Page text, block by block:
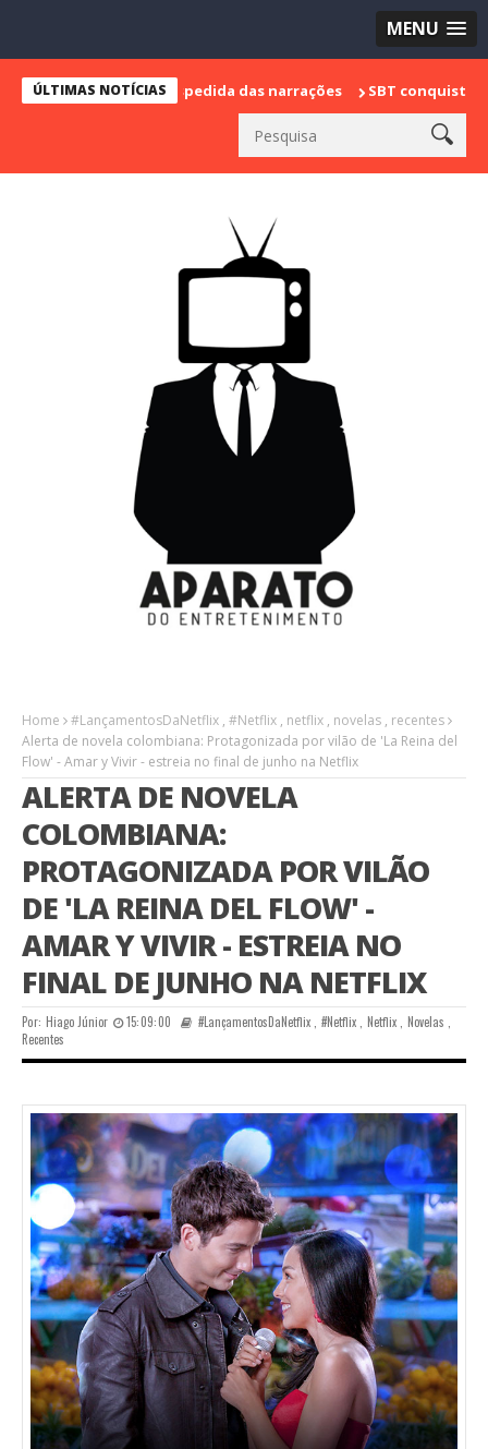
MENU
ÚLTIMAS NOTÍCIAS
sua despedida das narrações SBT conquista a vice
Home #LançamentosDaNetflix , #Netflix , netflix , novelas , recentes
Alerta de novela colombiana: Protagonizada por vilão de 'La Reina del
Flow' - Amar y Vivir - estreia no final de junho na Netflix
ALERTA DE NOVELA
COLOMBIANA:
PROTAGONIZADA POR VILÃO
DE 'LA REINA DEL FLOW' -
AMAR Y VIVIR - ESTREIA NO
FINAL DE JUNHO NA NETFLIX
Por: Hiago Júnior 15:09:00 #LançamentosDaNetflix ,#Netflix Netflix, Novelas
Recentes